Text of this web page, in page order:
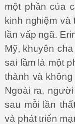
một phần của
kinh nghiệm
lần vấp ngã.
Mỹ, khuyên
sai lầm là một
thành và
Ngoài ra,
sau mỗi lần
và phát triển